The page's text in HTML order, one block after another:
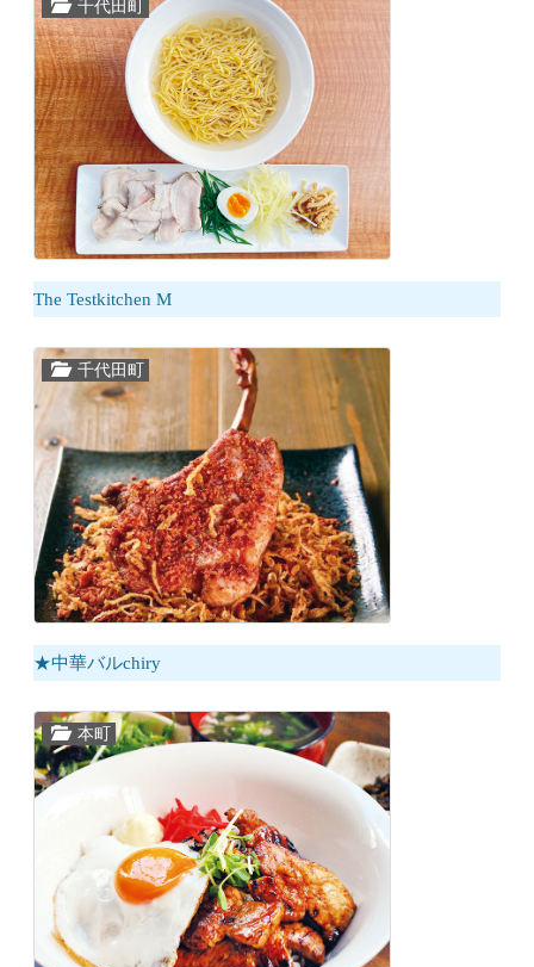
千代田町
The Testkitchen M
千代田町
★中華バルchiry
本町